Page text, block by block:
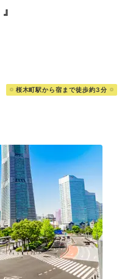
桜木町駅から宿まで徒歩約3分